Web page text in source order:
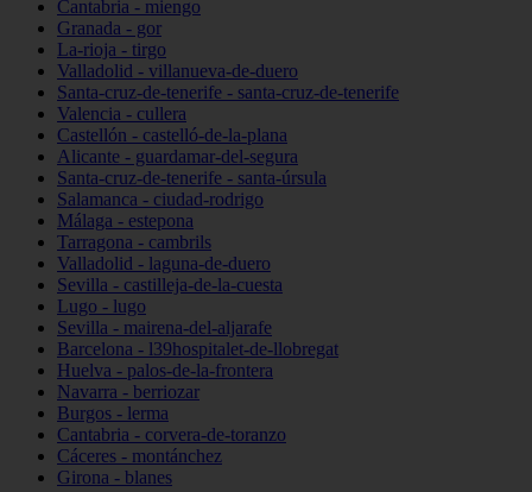
Cantabria - miengo
Granada - gor
La-rioja - tirgo
Valladolid - villanueva-de-duero
Santa-cruz-de-tenerife - santa-cruz-de-tenerife
Valencia - cullera
Castellón - castelló-de-la-plana
Alicante - guardamar-del-segura
Santa-cruz-de-tenerife - santa-úrsula
Salamanca - ciudad-rodrigo
Málaga - estepona
Tarragona - cambrils
Valladolid - laguna-de-duero
Sevilla - castilleja-de-la-cuesta
Lugo - lugo
Sevilla - mairena-del-aljarafe
Barcelona - l39hospitalet-de-llobregat
Huelva - palos-de-la-frontera
Navarra - berriozar
Burgos - lerma
Cantabria - corvera-de-toranzo
Cáceres - montánchez
Girona - blanes